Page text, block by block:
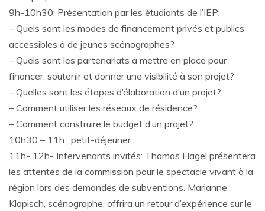
9h-10h30: Présentation par les étudiants de l’IEP:
– Quels sont les modes de financement privés et publics
accessibles à de jeunes scénographes?
– Quels sont les partenariats à mettre en place pour
financer, soutenir et donner une visibilité à son projet?
– Quelles sont les étapes d’élaboration d’un projet?
– Comment utiliser les réseaux de résidence?
– Comment construire le budget d’un projet?
10h30 – 11h : petit-déjeuner
11h- 12h- Intervenants invités: Thomas Flagel présentera
les attentes de la commission pour le spectacle vivant à la
région lors des demandes de subventions. Marianne
Klapisch, scénographe, offrira un retour d’expérience sur le